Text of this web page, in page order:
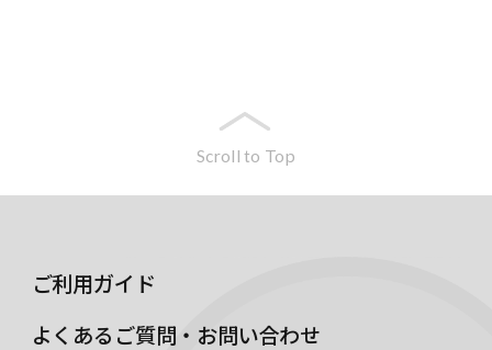
Scroll to Top
ご利用ガイド
よくあるご質問・お問い合わせ